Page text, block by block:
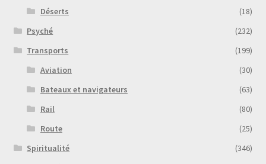
Déserts
(18)
Psyché
(232)
Transports
(199)
Aviation
(30)
Bateaux et navigateurs
(63)
Rail
(80)
Route
(25)
Spiritualité
(346)